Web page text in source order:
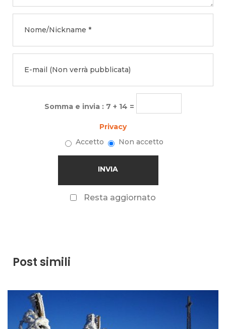
Somma e invia : 7 + 14 =
Privacy
Accetto
Non accetto
Resta aggiornato
Post simili